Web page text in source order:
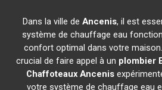
Dans la ville deAncenis, il est
système de chauffage eau
confort optimal dans votre
crucial de faire appel à un plombier
Chaffoteaux Ancenis
votre système de chauffage eau